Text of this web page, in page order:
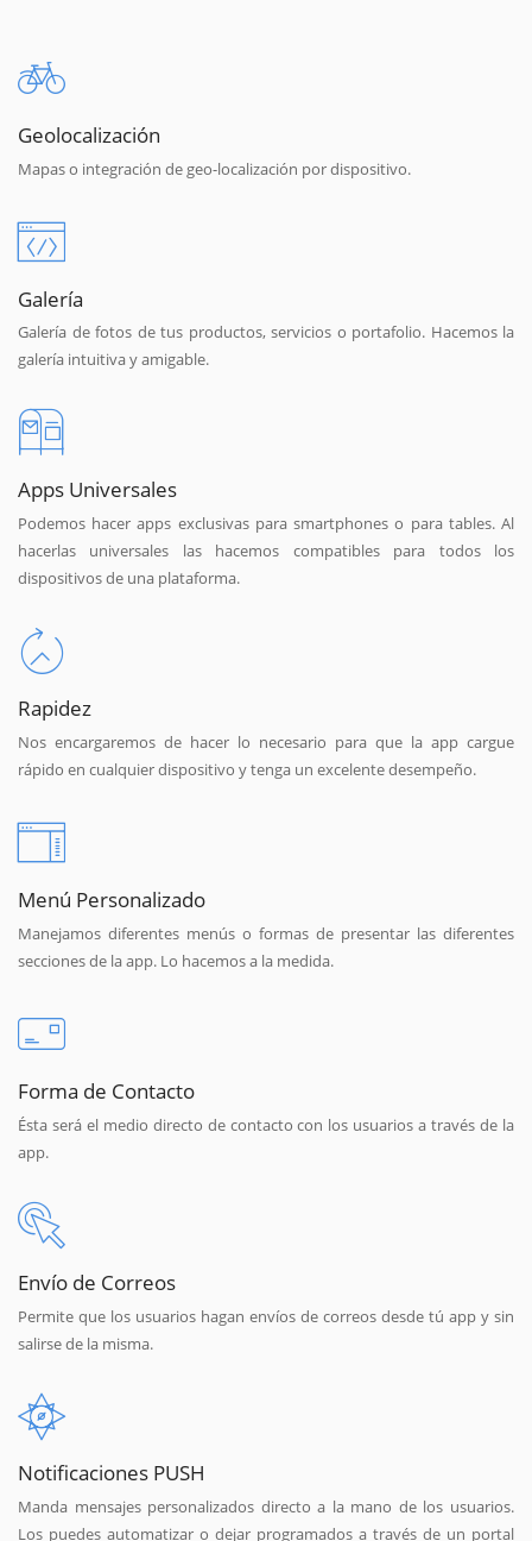
Geolocalización
Mapas o integración de geo-localización por dispositivo.
Galería
Galería de fotos de tus productos, servicios o portafolio. Hacemos la
galería intuitiva y amigable.
Apps Universales
Podemos hacer apps exclusivas para smartphones o para tables. Al
hacerlas universales las hacemos compatibles para todos los
dispositivos de una plataforma.
Rapidez
Nos encargaremos de hacer lo necesario para que la app cargue
rápido en cualquier dispositivo y tenga un excelente desempeño.
Menú Personalizado
Manejamos diferentes menús o formas de presentar las diferentes
secciones de la app. Lo hacemos a la medida.
Forma de Contacto
Ésta será el medio directo de contacto con los usuarios a través de la
app.
Envío de Correos
Permite que los usuarios hagan envíos de correos desde tú app y sin
salirse de la misma.
Notificaciones PUSH
Manda mensajes personalizados directo a la mano de los usuarios.
Los puedes automatizar o dejar programados a través de un portal